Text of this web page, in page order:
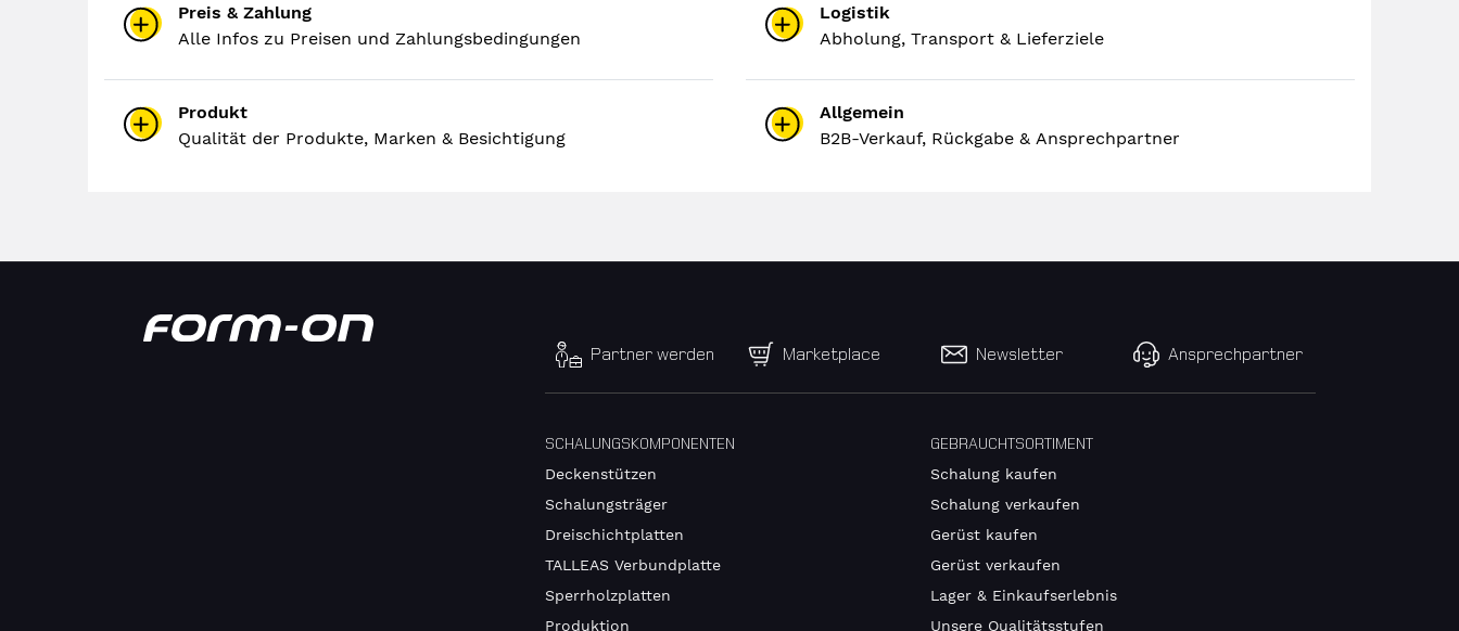
Preis & Zahlung
Alle Infos zu Preisen und Zahlungsbedingungen
Produkt
Qualität der Produkte, Marken & Besichtigung
Logistik
Abholung, Transport & Lieferziele
Allgemein
B2B-Verkauf, Rückgabe & Ansprechpartner
Partner werden Marketplace Newsletter Ansprechpartner
SCHALUNGSKOMPONENTEN
Deckenstützen
Schalungsträger
Dreischichtplatten
TALLEAS Verbundplatte
Sperrholzplatten
Produktion
GEBRAUCHTSORTIMENT
Schalung kaufen
Schalung verkaufen
Gerüst kaufen
Gerüst verkaufen
Lager & Einkaufserlebnis
Unsere Qualitätsstufen